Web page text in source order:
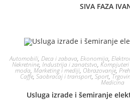
SIVA FAZA
Automobili, Deca i zabava, Ekonomija,
Nekretnine, Industrija i zanatstvo,
moda, Marketing i mediji, Obrazovanje,
Caffe, Saobraćaj i transport, Sport,
Medicina
Usluga izrade i šemiranje